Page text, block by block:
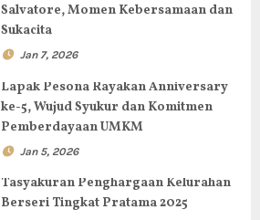
Salvatore, Momen Kebersamaan dan
Sukacita
Jan 7, 2026
Lapak Pesona Rayakan Anniversary
ke-5, Wujud Syukur dan Komitmen
Pemberdayaan UMKM
Jan 5, 2026
Tasyakuran Penghargaan Kelurahan
Berseri Tingkat Pratama 2025